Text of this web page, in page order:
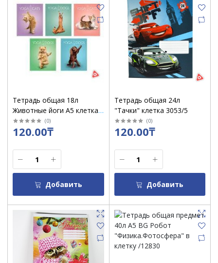
Тетрадь общая 18л
Животные йоги А5 клетка
YD1/4
(0)
120.00₸
Добавить
Тетрадь общая 24л
"Тачки" клетка 3053/5
(0)
120.00₸
Добавить